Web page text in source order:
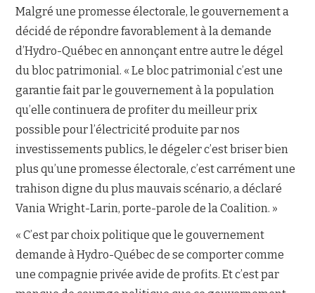
Malgré une promesse électorale, le gouvernement a
décidé de répondre favorablement à la demande
d’Hydro-Québec en annonçant entre autre le dégel
du bloc patrimonial. « Le bloc patrimonial c’est une
garantie fait par le gouvernement à la population
qu’elle continuera de profiter du meilleur prix
possible pour l’électricité produite par nos
investissements publics, le dégeler c’est briser bien
plus qu’une promesse électorale, c’est carrément une
trahison digne du plus mauvais scénario, a déclaré
Vania Wright-Larin, porte-parole de la Coalition. »
« C’est par choix politique que le gouvernement
demande à Hydro-Québec de se comporter comme
une compagnie privée avide de profits. Et c’est par